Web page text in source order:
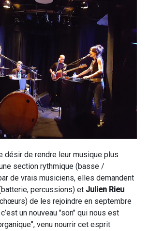
désir de rendre leur musique plus
section rythmique (basse /
de vrais musiciens, elles demandent
percussions) et Julien Rieu
de les rejoindre en septembre
un nouveau "son" qui nous est
venu nourrir cet esprit